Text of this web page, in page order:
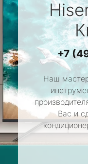
+7
Наш
Вас и